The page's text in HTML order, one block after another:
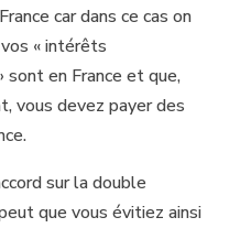
car dans ce cas on
« intérêts
sont en France et que,
vous devez payer des
sur la double
que vous évitiez ainsi